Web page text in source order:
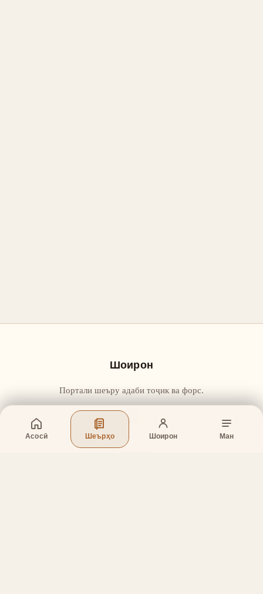
Асосӣ Шеърҳо Шоирон Ман
Шоирон
Портали шеъру адаби тоҷик ва форс.